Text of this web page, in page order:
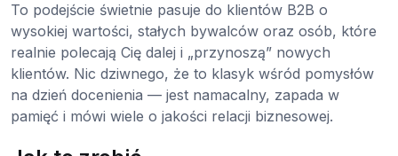
To podejście świetnie pasuje do klientów B2B o
wysokiej wartości, stałych bywalców oraz osób, które
realnie polecają Cię dalej i „przynoszą” nowych
klientów. Nic dziwnego, że to klasyk wśród pomysłów
na dzień docenienia — jest namacalny, zapada w
pamięć i mówi wiele o jakości relacji biznesowej.